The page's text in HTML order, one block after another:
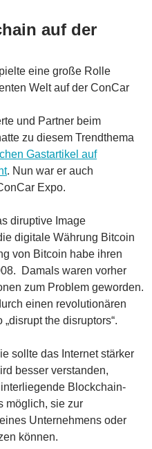
auf der
eine große Rolle
Welt auf der ConCar
und Partner beim
zu diesem Trendthema
Gastartikel auf
. Nun war er auch
Expo.
diruptive Image
digitale Währung Bitcoin
von Bitcoin habe ihren
Damals waren vorher
zum Problem geworden.
einen revolutionären
the disruptors“.
sollte das Internet stärker
besser verstanden,
Blockchain-
möglich, sie zur
Unternehmens oder
können.